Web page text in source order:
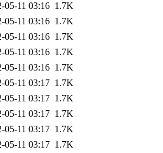
05-11 03:16 1.7K
05-11 03:16 1.7K
05-11 03:16 1.7K
05-11 03:16 1.7K
05-11 03:16 1.7K
05-11 03:17 1.7K
05-11 03:17 1.7K
05-11 03:17 1.7K
05-11 03:17 1.7K
05-11 03:17 1.7K